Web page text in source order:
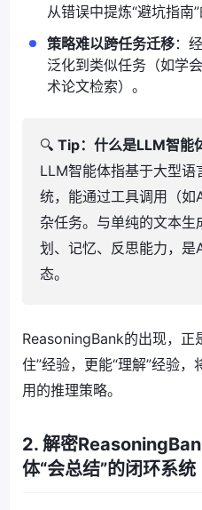
从错误中提炼“避坑指南”
策略难以跨任务迁移：
泛化到类似任务（如学
术论文检索）。
🔍 Tip：什么是LLM智能
LLM智能体指基于大型语
统，能通过工具调用（如
杂任务。与单纯的文本
划、记忆、反思能力，
态。
ReasoningBank的出现，正
住”经验，更能“理解”经验
用的推理策略。
2. 解密
体“会总结”的闭环系统